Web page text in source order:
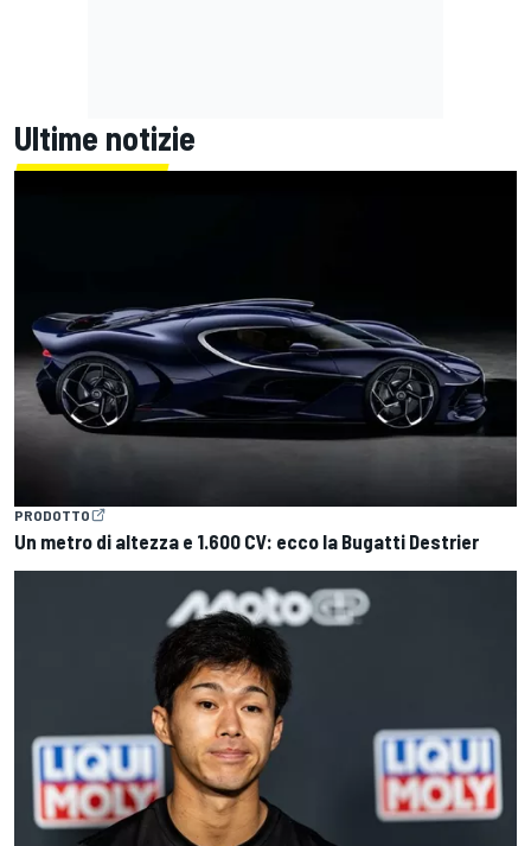
Ultime notizie
PRODOTTO
Un metro di altezza e 1.600 CV: ecco la Bugatti Destrier